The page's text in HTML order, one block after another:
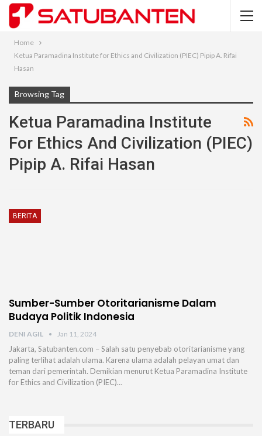
Home
Ketua Paramadina Institute for Ethics and Civilization (PIEC) Pipip A. Rifai
Hasan
Browsing Tag
Ketua Paramadina Institute
For Ethics And Civilization (PIEC)
Pipip A. Rifai Hasan
BERITA
Sumber-Sumber Otoritarianisme Dalam
Budaya Politik Indonesia
DENI AGIL Jan 11, 2024
Jakarta, Satubanten.com – Salah satu penyebab otoritarianisme yang
paling terlihat adalah ulama. Karena ulama adalah pelayan umat dan
teman dari pemerintah. Demikian menurut Ketua Paramadina Institute
for Ethics and Civilization (PIEC)…
TERBARU